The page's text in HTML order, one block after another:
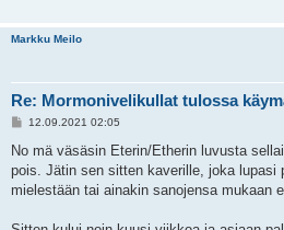
Markku Meilo
Re: Mormonivelikullat tulossa
V
e
t
i
12.09.2021 02:05
No mä väsäsin Eterin/Etherin luvusta
pois. Jätin sen sitten kaverille, joka lupasi
mielestään tai ainakin sanojensa mukaan